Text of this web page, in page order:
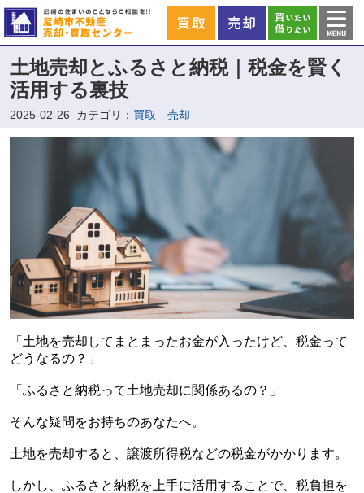
土地売却とふるさと納税｜税金を賢く
活用する裏技
2025-02-26 カテゴリ： 買取 売却
「土地を売却してまとまったお金が入ったけど、税金って
どうなるの？」
「ふるさと納税って土地売却に関係あるの？」
そんな疑問をお持ちのあなたへ。
土地を売却すると、譲渡所得税などの税金がかかります。
しかし、ふるさと納税を上手に活用することで、税負担を